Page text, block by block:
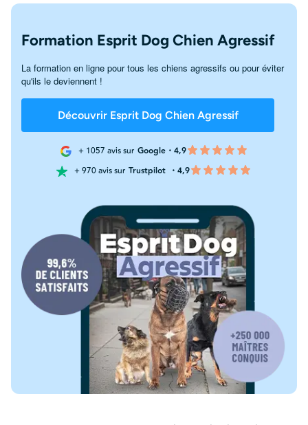
Formation Esprit Dog Chien Agressif
La formation en ligne pour tous les chiens agressifs ou pour éviter
qu'ils le deviennent !
Découvrir Esprit Dog Chien Agressif
+ 1057 avis sur Google・4,9
+ 970 avis sur Trustpilot ・4,9